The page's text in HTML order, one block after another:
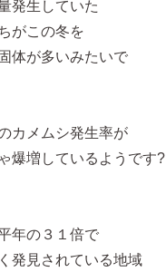
発生していた
がこの冬を
体が多いみたいで
カメムシ発生率が
爆増しているようです?
年の３１倍で
発見されている地域